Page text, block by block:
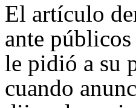
El artículo
ante
le pidió a su
cuando